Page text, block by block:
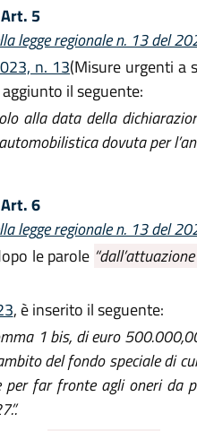
Art. 5
legge regionale n. 13 del
n. 13(Misure urgenti a
il seguente:
data della
dovuta per
Art. 6
legge regionale n. 13 del
le parole
, è inserito il seguente:
1 bis, di euro
del fondo speciale di
far fronte agli oneri da